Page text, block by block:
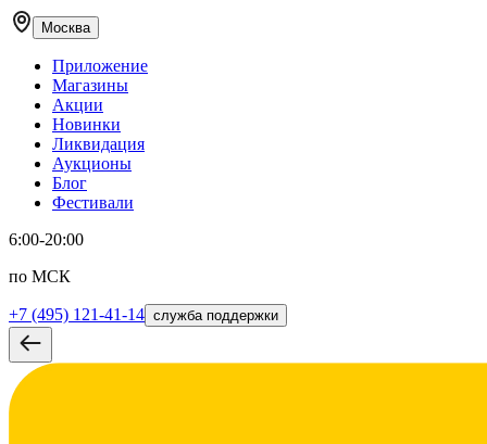
Москва
Приложение
Магазины
Акции
Новинки
Ликвидация
Аукционы
Блог
Фестивали
6:00-20:00
по МСК
+7 (495) 121-41-14 служба поддержки